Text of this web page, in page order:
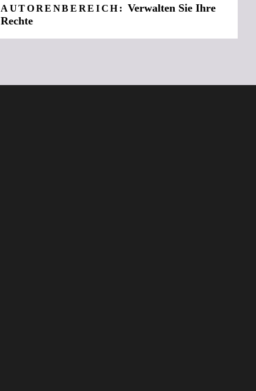
AUTORENBEREICH:Verwalten Sie Ihre
Rechte